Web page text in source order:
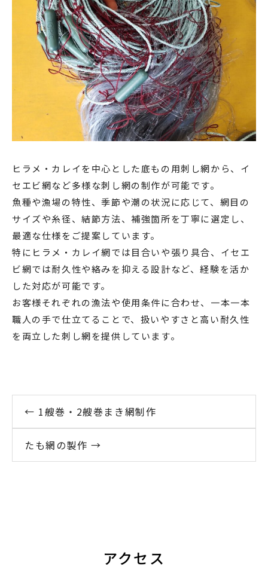
ヒラメ・カレイを中心とした底もの用刺し網から、イ
セエビ網など多様な刺し網の制作が可能です。
魚種や漁場の特性、季節や潮の状況に応じて、網目の
サイズや糸径、結節方法、補強箇所を丁寧に選定し、
最適な仕様をご提案しています。
特にヒラメ・カレイ網では目合いや張り具合、イセエ
ビ網では耐久性や絡みを抑える設計など、経験を活か
した対応が可能です。
お客様それぞれの漁法や使用条件に合わせ、一本一本
職人の手で仕立てることで、扱いやすさと高い耐久性
を両立した刺し網を提供しています。
← 1艘巻・2艘巻まき網制作
たも網の製作 →
アクセス